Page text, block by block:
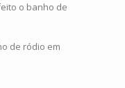
o banho de
de ródio em